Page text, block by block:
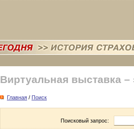
Виртуальная выставка –
Главная / Поиск
Поисковый запрос: